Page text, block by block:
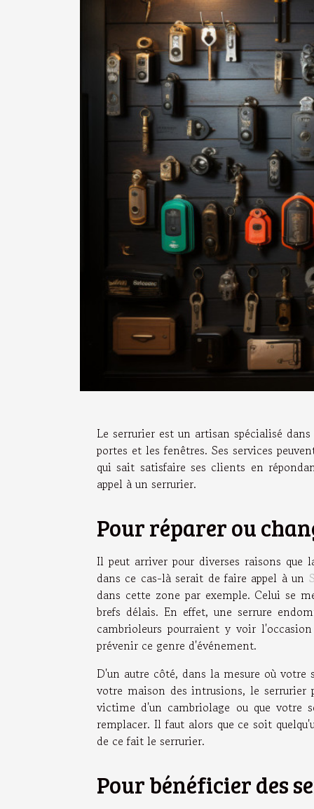
Le serrurier est un artisan spécialisé
portes et les fenêtres. Ses services
qui sait satisfaire ses clients en
appel à un serrurier.
Pour réparer ou
Il peut arriver pour diverses raisons que
dans ce cas-là serait de faire appel à un
dans cette zone par exemple. Celui se
brefs délais. En effet, une serrure
cambrioleurs pourraient y voir
prévenir ce genre d'événement.
D'un autre côté, dans la mesure où
votre maison des intrusions, le serrurier
victime d'un cambriolage ou que votre
remplacer. Il faut alors que ce soit
de ce fait le serrurier.
Pour bénéficier des